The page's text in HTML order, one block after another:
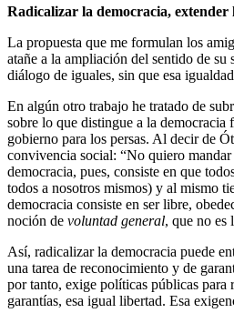
Radicalizar la democracia,
La propuesta que me formulan los
atañe a la ampliación del sentido de
diálogo de iguales, sin que esa
En algún otro trabajo he tratado de
sobre lo que distingue a la
gobierno para los persas. Al decir de
convivencia social: “No quiero
democracia, pues, consiste en que
todos a nosotros mismos) y al mismo
democracia consiste en ser libre,
noción de voluntad general, que no es
Así, radicalizar la democracia puede
una tarea de reconocimiento y de
por tanto, exige políticas públicas para
garantías, esa igual libertad. Esa